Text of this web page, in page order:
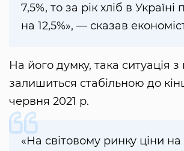
7,5%, то за рік хліб в
на 12,5%», — сказав
На його думку, така ситуація з
залишиться стабільною до
червня 2021 р.
«На світовому ринку ціни